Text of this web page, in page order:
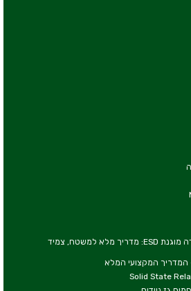
איך מקימים עמדת עבודה מוגנת ESD: מדריך מלא למשטח, צמיד
המדריך המקצועי המלא